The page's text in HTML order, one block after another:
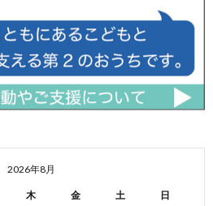
2026年8月
木 金 土 日